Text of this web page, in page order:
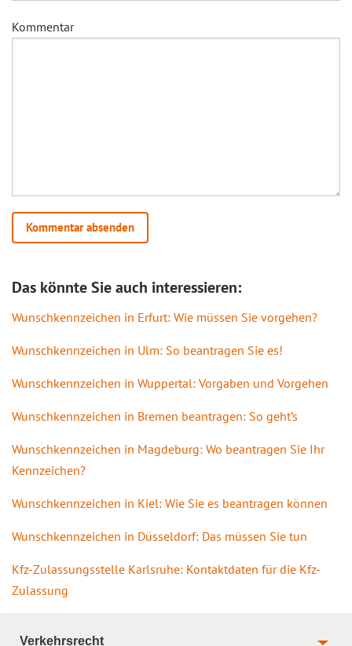
Kommentar
Das könnte Sie auch interessieren:
Wunschkennzeichen in Erfurt: Wie müssen Sie vorgehen?
Wunschkennzeichen in Ulm: So beantragen Sie es!
Wunschkennzeichen in Wuppertal: Vorgaben und Vorgehen
Wunschkennzeichen in Bremen beantragen: So geht’s
Wunschkennzeichen in Magdeburg: Wo beantragen Sie Ihr
Kennzeichen?
Wunschkennzeichen in Kiel: Wie Sie es beantragen können
Wunschkennzeichen in Düsseldorf: Das müssen Sie tun
Kfz-Zulassungsstelle Karlsruhe: Kontaktdaten für die Kfz-
Zulassung
Verkehrsrecht